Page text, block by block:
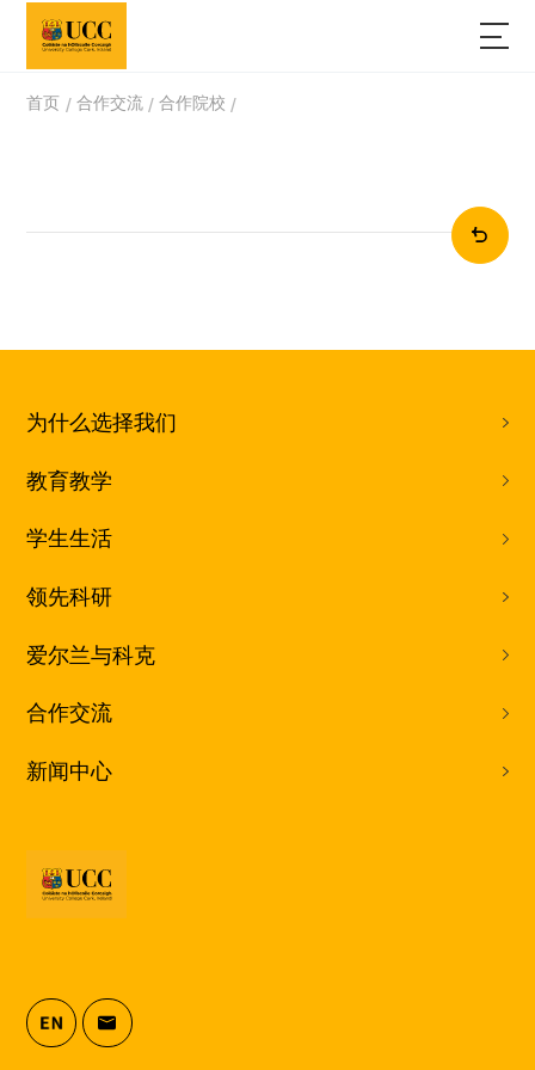
首页 / 合作交流 / 合作院校 /
为什么选择我们
教育教学
学生生活
领先科研
爱尔兰与科克
合作交流
新闻中心